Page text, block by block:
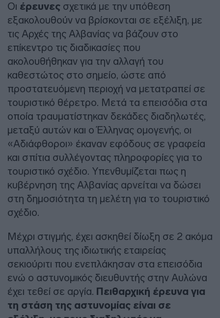
Οι έρευνες σχετικά με την υπόθεση
εξακολουθούν να βρίσκονται σε εξέλιξη, με
τις Αρχές της Αλβανίας να βάζουν στο
επίκεντρο τις διαδικασίες που
ακολουθήθηκαν για την αλλαγή του
καθεστώτος στο σημείο, ώστε από
προστατευόμενη περιοχή να μετατραπεί σε
τουριστικό θέρετρο. Μετά τα επεισόδια στα
οποία τραυματίστηκαν δεκάδες διαδηλωτές,
μεταξύ αυτών και ο Έλληνας ομογενής, οι
«Αδιάφθοροι» έκαναν εφόδους σε γραφεία
και σπίτια συλλέγοντας πληροφορίες για το
τουριστικό σχέδιο. Υπενθυμίζεται πως η
κυβέρνηση της Αλβανίας αρνείται να δώσει
στη δημοσιότητα τη μελέτη για το τουριστικό
σχέδιο.
Μέχρι στιγμής, έχει ασκηθεί δίωξη σε 2 ακόμα
υπαλλήλους της ιδιωτικής εταιρείας
σεκιούριτι που ενεπλάκησαν στα επεισόδια
ενώ ο αστυνομικός διευθυντής στην Αυλώνα
έχει τεθεί σε αργία. Πειθαρχική έρευνα για
τη στάση της αστυνομίας είναι σε